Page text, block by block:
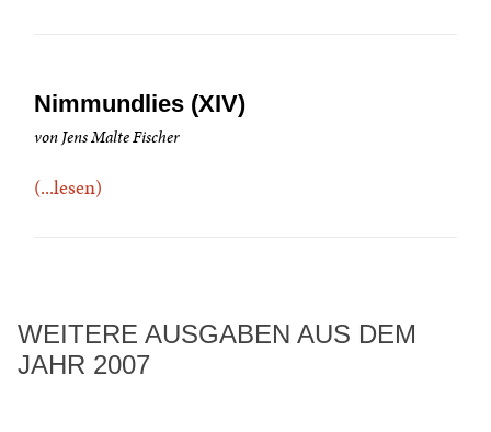
Nimmundlies (XIV)
von Jens Malte Fischer
(...lesen)
WEITERE AUSGABEN AUS DEM
JAHR 2007